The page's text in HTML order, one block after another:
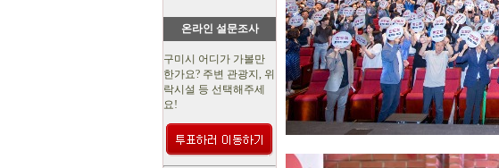
온라인 설문조사
구미시 어디가 가볼만
한가요? 주변 관광지, 위
락시설 등 선택해주세
요!